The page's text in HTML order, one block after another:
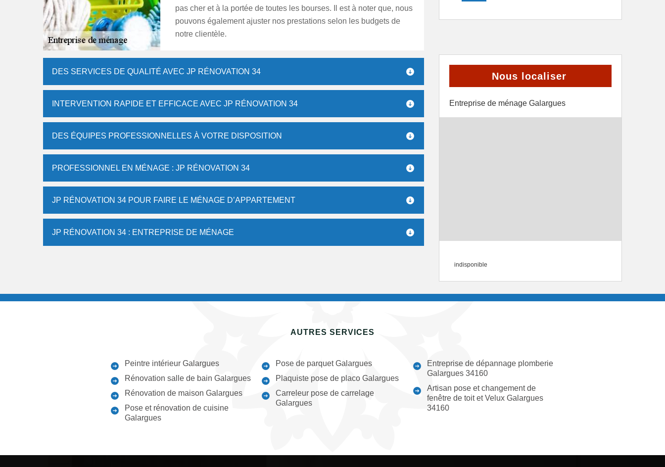
pas cher et à la portée de toutes les bourses. Il est à noter que, nous
pouvons également ajuster nos prestations selon les budgets de
notre clientèle.
DES SERVICES DE QUALITÉ AVEC JP RÉNOVATION 34
INTERVENTION RAPIDE ET EFFICACE AVEC JP RÉNOVATION 34
DES ÉQUIPES PROFESSIONNELLES À VOTRE DISPOSITION
PROFESSIONNEL EN MÉNAGE : JP RÉNOVATION 34
JP RÉNOVATION 34 POUR FAIRE LE MÉNAGE D’APPARTEMENT
JP RÉNOVATION 34 : ENTREPRISE DE MÉNAGE
Nous localiser
Entreprise de ménage Galargues
indisponible
AUTRES SERVICES
Peintre intérieur Galargues
Rénovation salle de bain Galargues
Rénovation de maison Galargues
Pose et rénovation de cuisine
Galargues
Pose de parquet Galargues
Plaquiste pose de placo Galargues
Carreleur pose de carrelage
Galargues
Entreprise de dépannage plomberie
Galargues 34160
Artisan pose et changement de
fenêtre de toit et Velux Galargues
34160